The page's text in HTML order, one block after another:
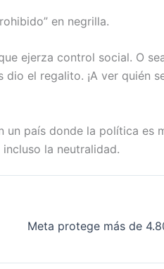
en negrilla.
ejerza control social. O
el regalito. ¡A ver quién
país donde la política es
la neutralidad.